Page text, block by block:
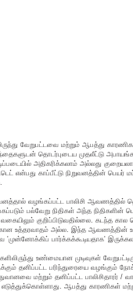
வேறுபட்டவை மற்றும் ஆபத்து
தொடர்புடைய முதலீட்டு
அதிகரிக்கலாம் அல்லது
என்பது காப்பீட்டு நிறுவனத்தின் பெயர்
வழங்கப்பட்ட பாலிசி ஆவணத்தில்
பல்வேறு நிதிகள் அந்த நிதிகளின்
குறிப்பிடுவதில்லை. கடந்த கால
உத்தரவாதம் அல்ல. இந்த ஆவணத்தின்
பார்க்கக்கூடியதாக'
உண்மையான முடிவுகள்
தனிப்பட்ட பரிந்துரையை
மற்றும் தனிப்பட்ட பாலிசிதாரர் /
ஆபத்து காரணிகள்